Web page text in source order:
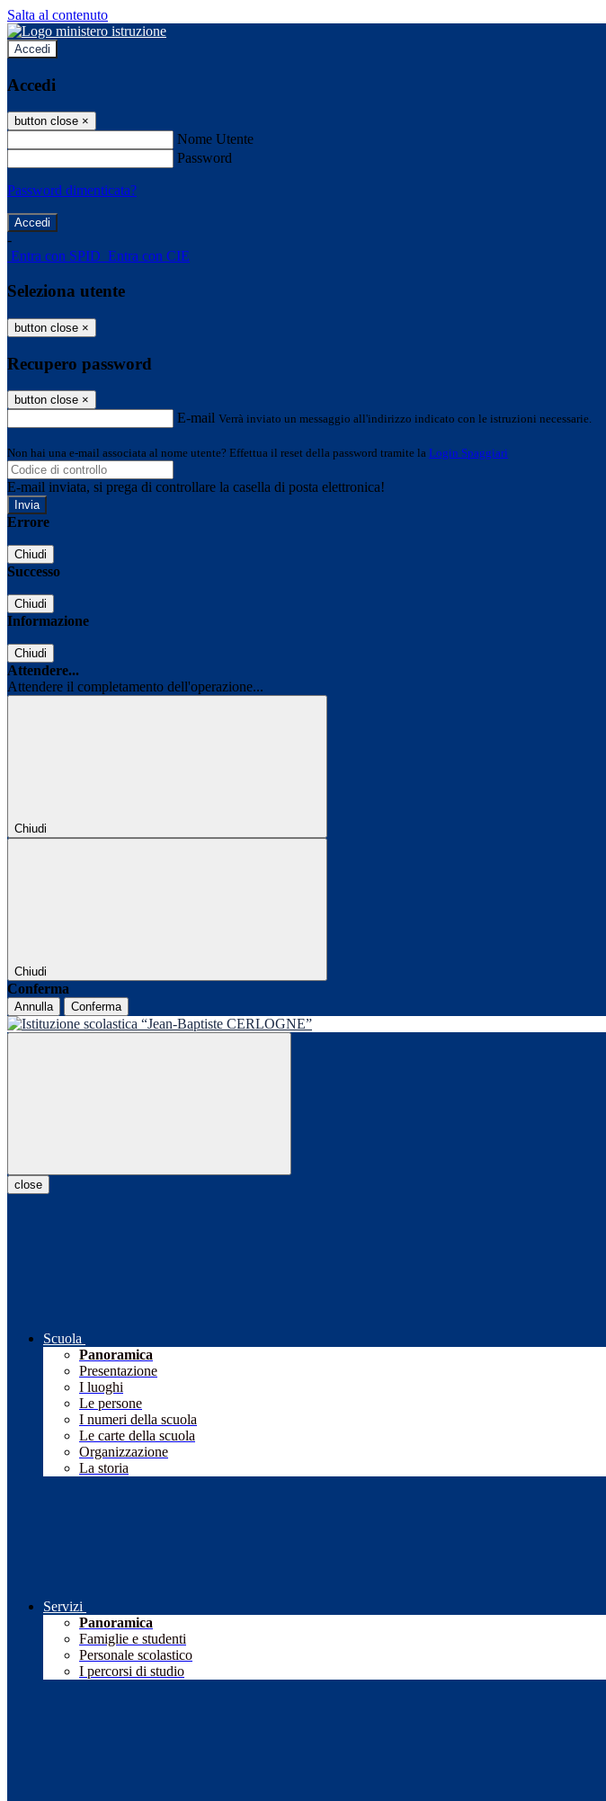
Salta al contenuto
Accedi
Accedi
button close ×
Nome Utente
Password
Password dimenticata?
-
Entra con SPID Entra con CIE
Seleziona utente
button close ×
Recupero password
button close ×
E-mail Verrà inviato un messaggio all'indirizzo indicato con le istruzioni necessarie.
Non hai una e-mail associata al nome utente? Effettua il reset della password tramite la Login Spaggiari
E-mail inviata, si prega di controllare la casella di posta elettronica!
Errore
Chiudi
Successo
Chiudi
Informazione
Chiudi
Attendere...
Attendere il completamento dell'operazione...
Chiudi
Chiudi
Conferma
Annulla Conferma
close
Scuola
Panoramica
Presentazione
I luoghi
Le persone
I numeri della scuola
Le carte della scuola
Organizzazione
La storia
Servizi
Panoramica
Famiglie e studenti
Personale scolastico
I percorsi di studio